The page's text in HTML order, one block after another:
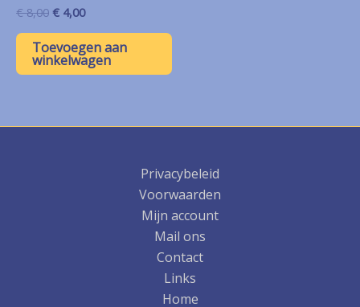
€8,00 Oorspronkelijke
was:
€ 8,00.
€ 4,00Huidige
is:
€ 4,00.
Toevoegen aan
winkelwagen
Privacybeleid
Voorwaarden
Mijn account
Mail ons
Contact
Links
Home